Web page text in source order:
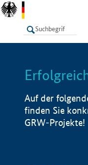
LISTE
Auf der
finden Sie
GRW-Projekte!